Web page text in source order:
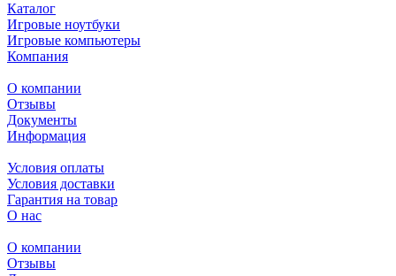
Каталог
Игровые ноутбуки
Игровые компьютеры
Компания
О компании
Отзывы
Документы
Информация
Условия оплаты
Условия доставки
Гарантия на товар
О нас
О компании
Отзывы